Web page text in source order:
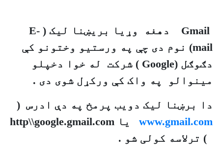
Gmail دهغه وړيا بريښنا ليک ( E-
mail) نوم دی چې په ورستيو وختونو کې
دګوګل (Google ) شرکت له خوا دخپلو
مينوالو په واک کې ورکړل شوی دی .
دا برښنا ليک دويب پرمخ په دې ادرس (
www.gmail.com
يا http\\google.gmail.com
) ترلاسه کولی شو .